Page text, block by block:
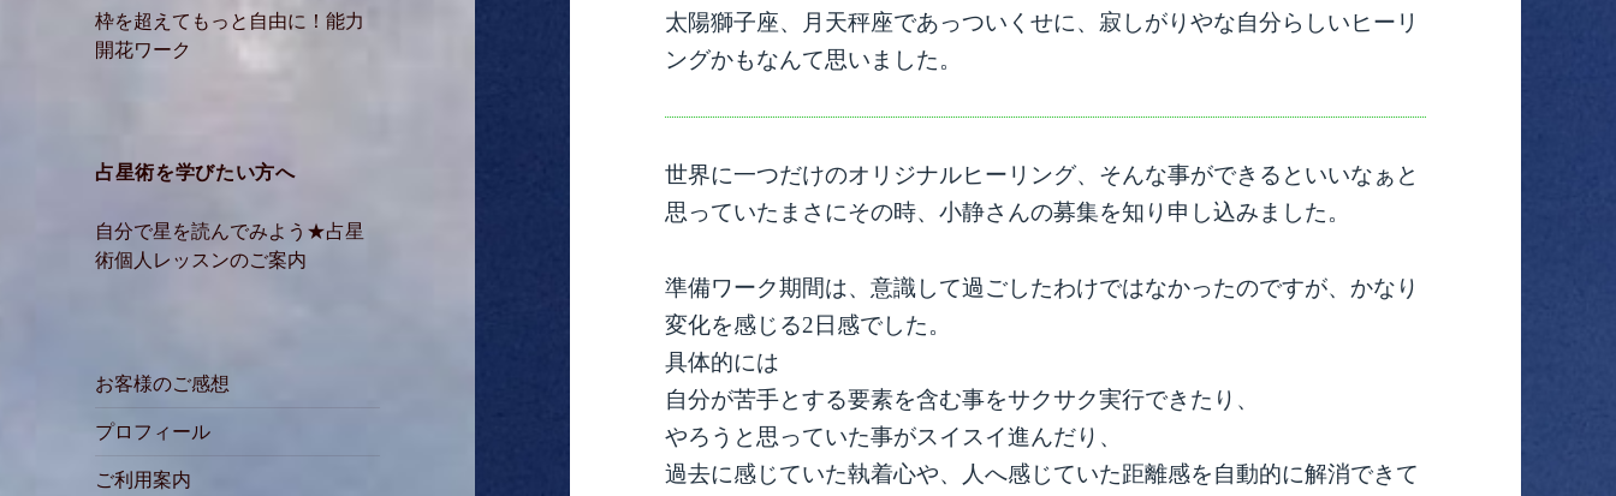
枠を超えてもっと自由に！能力
開花ワーク
占星術を学びたい方へ
自分で星を読んでみよう★占星
術個人レッスンのご案内
お客様のご感想
プロフィール
ご利用案内
太陽獅子座、月天秤座であっついくせに、寂しがりやな自分らしいヒーリ
ングかもなんて思いました。
世界に一つだけのオリジナルヒーリング、そんな事ができるといいなぁと
思っていたまさにその時、小静さんの募集を知り申し込みました。
準備ワーク期間は、意識して過ごしたわけではなかったのですが、かなり
変化を感じる2日感でした。
具体的には
自分が苦手とする要素を含む事をサクサク実行できたり、
やろうと思っていた事がスイスイ進んだり、
過去に感じていた執着心や、人へ感じていた距離感を自動的に解消できて